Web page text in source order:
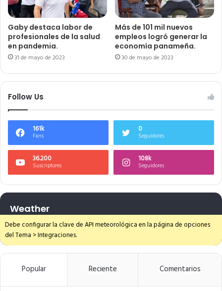
Gaby destaca labor de
profesionales de la salud
en pandemia.
31 de mayo de 2023
Más de 101 mil nuevos
empleos logró generar la
economía panameña.
30 de mayo de 2023
Follow Us
161k
Fans
0
Seguidores
36.200
Suscriptores
108k
Seguidores
Weather
Debe configurar la clave de API meteorológica en la página de opciones
del Tema > Integraciones.
Popular Reciente Comentarios